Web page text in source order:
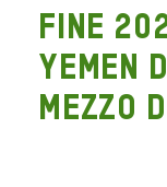
fine
Yemen
mezzo